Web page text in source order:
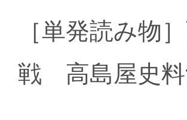
［単発読み物
戦 高島屋史